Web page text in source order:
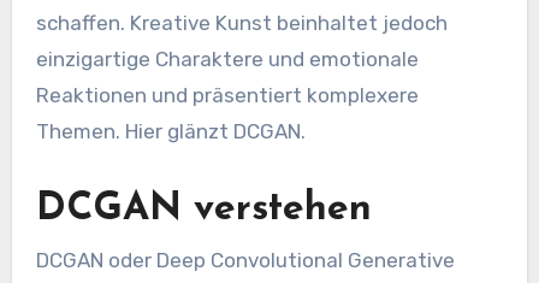
schaffen. Kreative Kunst beinhaltet jedoch
einzigartige Charaktere und emotionale
Reaktionen und präsentiert komplexere
Themen. Hier glänzt DCGAN.
DCGAN verstehen
DCGAN oder Deep Convolutional Generative